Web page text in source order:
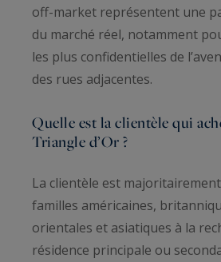
off-market représentent une
du marché réel, notamment
les plus confidentielles de
des rues adjacentes.
Quelle est la clientèle qui
Triangle d’Or ?
La clientèle est
familles américaines,
orientales et asiatiques à la
résidence principale ou